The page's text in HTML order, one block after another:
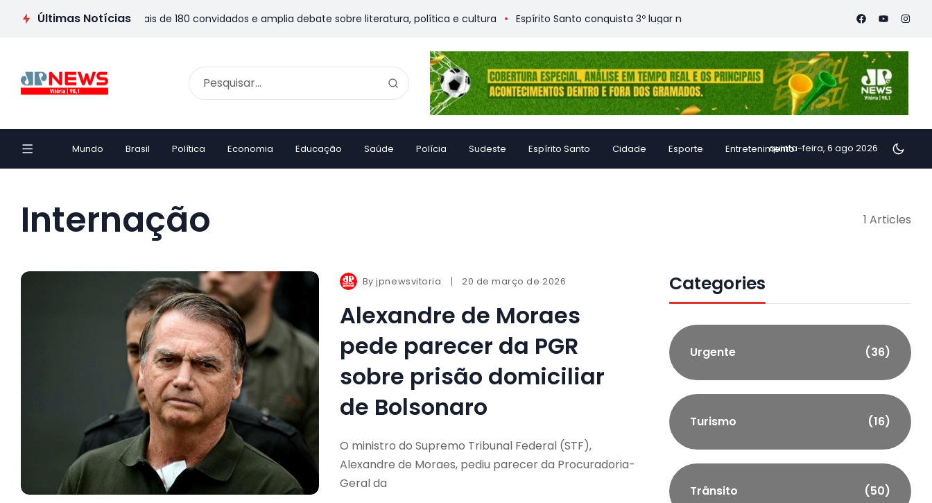
Últimas Notícias
programação com mais de 180 convidados e amplia debate sobre literatura, política e cultura Espírito Santo conquista 3º lugar nacional nos anos finais do Ensino Fundamental, aponta
Mundo Brasil Política Economia Educação Saúde Polícia Sudeste Espírito Santo Cidade Esporte Entretenimentoquinta-feira, 6 ago 2026
Internação 1 Articles
Byjpnewsvitoria 20 de março de 2026
Alexandre de Moraes
pede parecer da PGR
sobre prisão domiciliar
de Bolsonaro
O ministro do Supremo Tribunal Federal (STF),
Alexandre de Moraes, pediu parecer da Procuradoria-
Geral da
Categories
Urgente (36)
Turismo (16)
Trânsito (50)